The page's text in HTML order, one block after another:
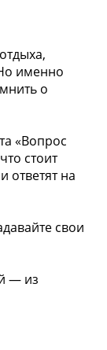
именно
о
«Вопрос
стоит
ответят на
свои
— из